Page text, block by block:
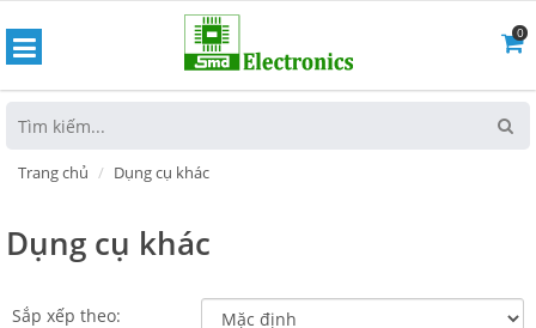
0
Trang chủ Dụng cụ khác
Dụng cụ khác
Sắp xếp theo: